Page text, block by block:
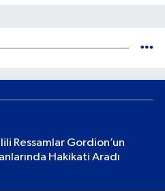
Ressamlar Gordion’un
Hakikati Aradı